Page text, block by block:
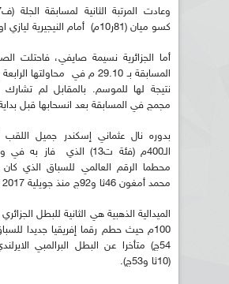
كسو ميان (81ر10م) أمام النيجيرية ليازي اوشارا (10.40).
أما الجزائرية نسيمة صايفي، فاحتلت
المسابقة بـ 29.10 م في محاولتها
نتيجة لها للموسم. بالمقابل لم تشارك
مجمج في المسابقة بعد انسحابها قبل
بدوره نال عثماني إسكندر جميل اللقب
محطما الرقم العالمي للسباق الذي كان
محمد أمغون 46ثا و92ج منذ جويلية 2017 بلندن.
الميدالية الذهبية هي الثانية للبطل
54ج) متأخرا عن البطل البرالمبي
(10ثا و53ج).